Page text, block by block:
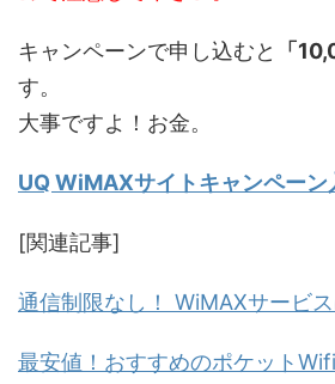
キャンペーンで申し込むと 「
す。
大事ですよ！お金。
UQ WiMAXサイトキャンペーン
[関連記事]
通信制限なし！ WiMAXサービ
最安値！おすすめのポケット